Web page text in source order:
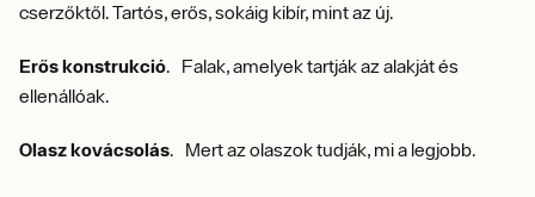
cserzőktől. Tartós, erős, sokáig kibír, mint az új.
Erős konstrukció. Falak, amelyek tartják az alakját és
ellenállóak.
Olasz kovácsolás. Mert az olaszok tudják, mi a legjobb.